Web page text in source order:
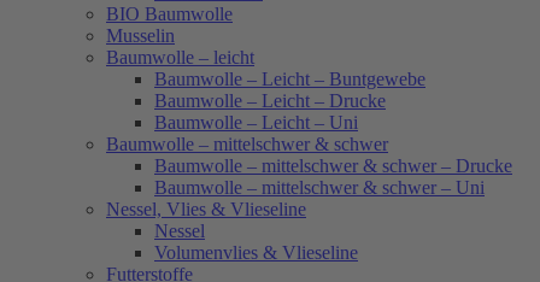
BIO Baumwolle
Musselin
Baumwolle – leicht
Baumwolle – Leicht – Buntgewebe
Baumwolle – Leicht – Drucke
Baumwolle – Leicht – Uni
Baumwolle – mittelschwer & schwer
Baumwolle – mittelschwer & schwer – Drucke
Baumwolle – mittelschwer & schwer – Uni
Nessel, Vlies & Vlieseline
Nessel
Volumenvlies & Vlieseline
Futterstoffe